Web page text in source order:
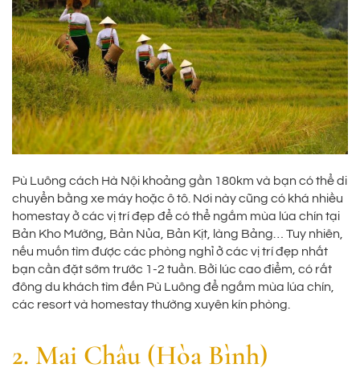
Pù Luông cách Hà Nội khoảng gần 180km và bạn có thể di
chuyển bằng xe máy hoặc ô tô. Nơi này cũng có khá nhiều
homestay ở các vị trí đẹp để có thể ngắm mùa lúa chín tại
Bản Kho Mường, Bản Nủa, Bản Kịt, làng Bảng… Tuy nhiên,
nếu muốn tìm được các phòng nghỉ ở các vị trí đẹp nhất
bạn cần đặt sớm trước 1-2 tuần. Bởi lúc cao điểm, có rất
đông du khách tìm đến Pù Luông để ngắm mùa lúa chín,
các resort và homestay thường xuyên kín phòng.
2. Mai Châu (Hòa Bình)